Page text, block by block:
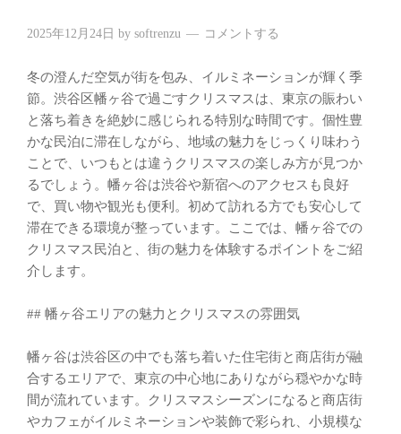
2025年12月24日 by softrenzu コメントする
冬の澄んだ空気が街を包み、イルミネーションが輝く季
節。渋谷区幡ヶ谷で過ごすクリスマスは、東京の賑わい
と落ち着きを絶妙に感じられる特別な時間です。個性豊
かな民泊に滞在しながら、地域の魅力をじっくり味わう
ことで、いつもとは違うクリスマスの楽しみ方が見つか
るでしょう。幡ヶ谷は渋谷や新宿へのアクセスも良好
で、買い物や観光も便利。初めて訪れる方でも安心して
滞在できる環境が整っています。ここでは、幡ヶ谷での
クリスマス民泊と、街の魅力を体験するポイントをご紹
介します。
## 幡ヶ谷エリアの魅力とクリスマスの雰囲気
幡ヶ谷は渋谷区の中でも落ち着いた住宅街と商店街が融
合するエリアで、東京の中心地にありながら穏やかな時
間が流れています。クリスマスシーズンになると商店街
やカフェがイルミネーションや装飾で彩られ、小規模な